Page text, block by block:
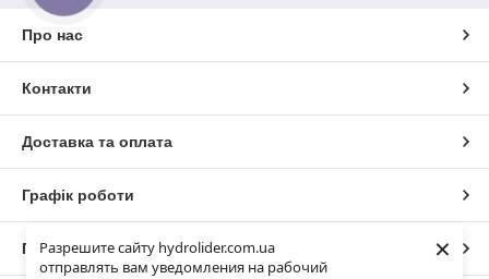
Разрешите сайту hydrolider.com.ua
отправлять вам уведомления на рабочий
×
Про нас
Контакти
Доставка та оплата
Графік роботи
Повна версія сайту